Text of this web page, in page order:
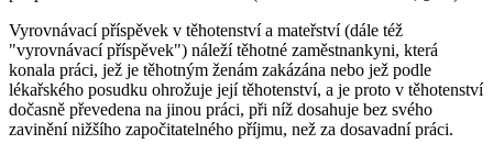
Vyrovnávací příspěvek v těhotenství a mateřství (dále též
"vyrovnávací příspěvek") náleží těhotné zaměstnankyni, která
konala práci, jež je těhotným ženám zakázána nebo jež podle
lékařského posudku ohrožuje její těhotenství, a je proto v těhotenství
dočasně převedena na jinou práci, při níž dosahuje bez svého
zavinění nižšího započitatelného příjmu, než za dosavadní práci.